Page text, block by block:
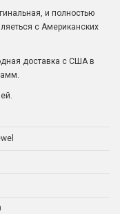
и полностью
с Американских
доставка с США в